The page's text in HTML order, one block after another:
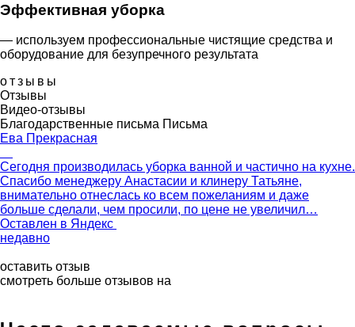
Эффективная уборка
— используем профессиональные чистящие средства и
оборудование для безупречного результата
отзывы
Отзывы
Видео-отзывы
Благодарственные письма Письма
Ева Прекрасная
Сегодня производилась уборка ванной и частично на кухне.
Спасибо менеджеру Анастасии и клинеру Татьяне,
внимательно отнеслась ко всем пожеланиям и даже
больше сделали, чем просили, по цене не увеличил…
Оставлен в Яндекс
недавно
оставить отзыв
смотреть больше отзывов на